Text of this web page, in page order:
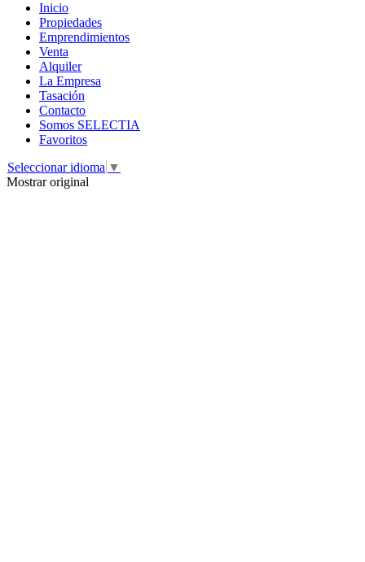
Inicio
Propiedades
Emprendimientos
Venta
Alquiler
La Empresa
Tasación
Contacto
Somos SELECTIA
Favoritos
Seleccionar idioma ▼
Mostrar original